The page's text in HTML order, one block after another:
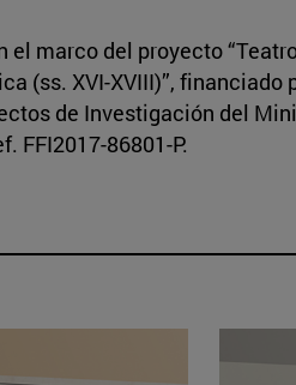
marco del proyecto
(ss. XVI-XVIII)”, financiado
de Investigación del
FFI2017-86801-P.